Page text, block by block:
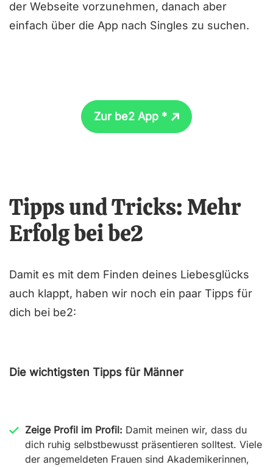
der Webseite vorzunehmen, danach aber
einfach über die App nach Singles zu suchen.
Zur be2 App *
Tipps und Tricks: Mehr
Erfolg bei be2
Damit es mit dem Finden deines Liebesglücks
auch klappt, haben wir noch ein paar Tipps für
dich bei be2:
Die wichtigsten Tipps für Männer
Zeige Profil im Profil: Damit meinen wir, dass du
dich ruhig selbstbewusst präsentieren solltest. Viele
der angemeldeten Frauen sind Akademikerinnen,